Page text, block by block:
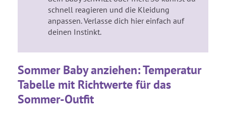
schnell reagieren und die Kleidung
anpassen. Verlasse dich hier einfach auf
deinen Instinkt.
Sommer Baby anziehen: Temperatur
Tabelle mit Richtwerte für das
Sommer-Outfit